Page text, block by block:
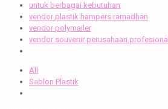
untuk berbagai kebutuhan
vendor plastik hampers ramadhan
vendor polymailer
vendor souvenir perusahaan profesional
All
Sablon Plastik